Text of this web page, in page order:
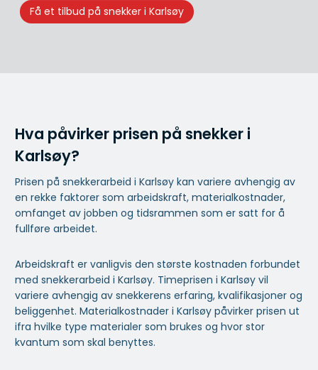
Få et tilbud på snekker i Karlsøy
Hva påvirker prisen på snekker i
Karlsøy?
Prisen på snekkerarbeid i Karlsøy kan variere avhengig av
en rekke faktorer som arbeidskraft, materialkostnader,
omfanget av jobben og tidsrammen som er satt for å
fullføre arbeidet.
Arbeidskraft er vanligvis den største kostnaden forbundet
med snekkerarbeid i Karlsøy. Timeprisen i Karlsøy vil
variere avhengig av snekkerens erfaring, kvalifikasjoner og
beliggenhet. Materialkostnader i Karlsøy påvirker prisen ut
ifra hvilke type materialer som brukes og hvor stor
kvantum som skal benyttes.